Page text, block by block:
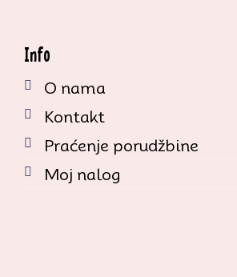
Info
O nama
Kontakt
Praćenje porudžbine
Moj nalog